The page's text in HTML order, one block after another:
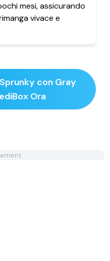
mesi, assicurando
vivace e
con Gray
Ora